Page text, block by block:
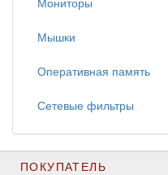
Мышки
Оперативная память
Сетевые фильтры
ПОКУПАТЕЛЬ